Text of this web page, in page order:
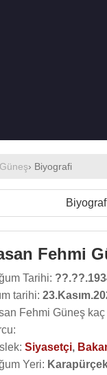
› Biyografi
Fehmi
Tarihi:
tarihi:
Fehmi Güneş kaç
Siyasetçi,
Yeri: